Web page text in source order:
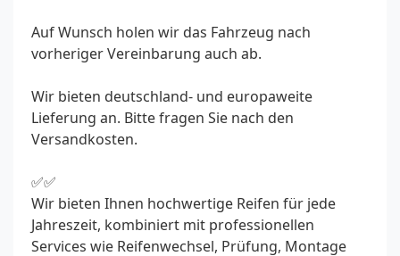
Auf Wunsch holen wir das Fahrzeug nach
vorheriger Vereinbarung auch ab.
Wir bieten deutschland- und europaweite
Lieferung an. Bitte fragen Sie nach den
Versandkosten.
✅✅
Wir bieten Ihnen hochwertige Reifen für jede
Jahreszeit, kombiniert mit professionellen
Services wie Reifenwechsel, Prüfung, Montage